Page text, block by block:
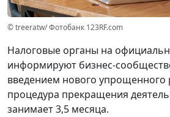
© treeratw/ Фотобанк 123RF.com
Налоговые органы на
информируют бизнес-
введением нового упрощенного
процедура прекращения
занимает 3,5 месяца.